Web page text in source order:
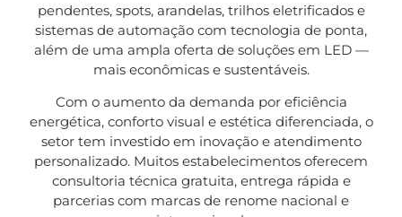
pendentes, spots, arandelas, trilhos eletrificados e
sistemas de automação com tecnologia de ponta,
além de uma ampla oferta de soluções em LED —
mais econômicas e sustentáveis.
Com o aumento da demanda por eficiência
energética, conforto visual e estética diferenciada, o
setor tem investido em inovação e atendimento
personalizado. Muitos estabelecimentos oferecem
consultoria técnica gratuita, entrega rápida e
parcerias com marcas de renome nacional e